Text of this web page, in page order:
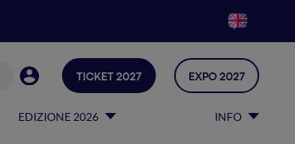
EDIZIONE 2026 INFO
TICKET 2027 EXPO 2027